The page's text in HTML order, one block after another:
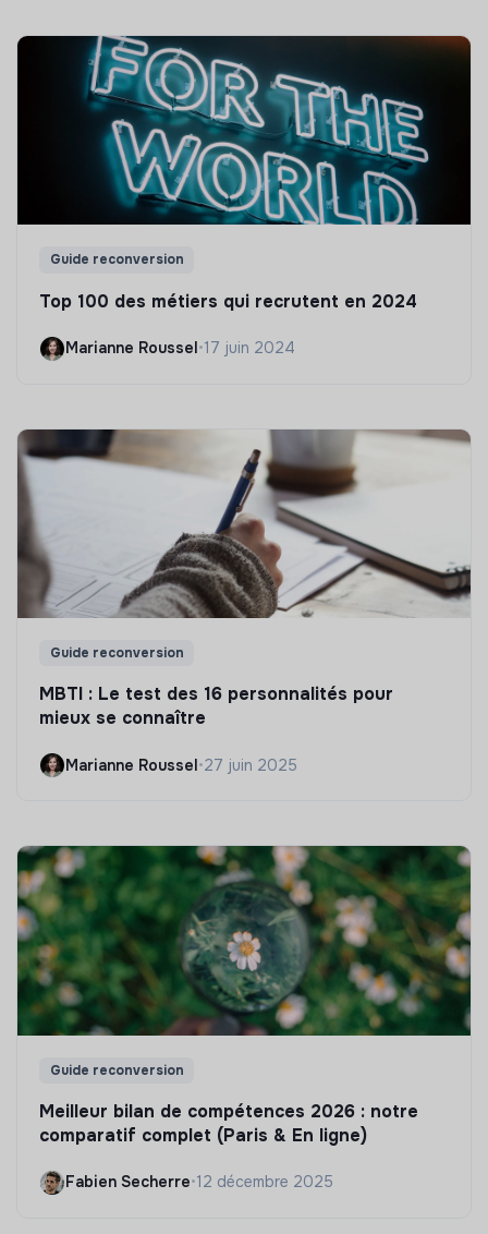
Guide reconversion
Top 100 des métiers qui recrutent en 2024
Marianne Roussel•17 juin 2024
Guide reconversion
MBTI : Le test des 16 personnalités pour
mieux se connaître
Marianne Roussel•27 juin 2025
Guide reconversion
Meilleur bilan de compétences 2026 : notre
comparatif complet (Paris & En ligne)
Fabien Secherre•12 décembre 2025